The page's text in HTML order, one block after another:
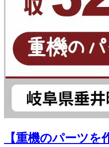
【重機のパーツを